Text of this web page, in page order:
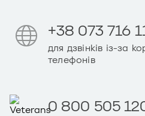
+38 073 716
для дзвінків із-за
телефонів
0 800 505